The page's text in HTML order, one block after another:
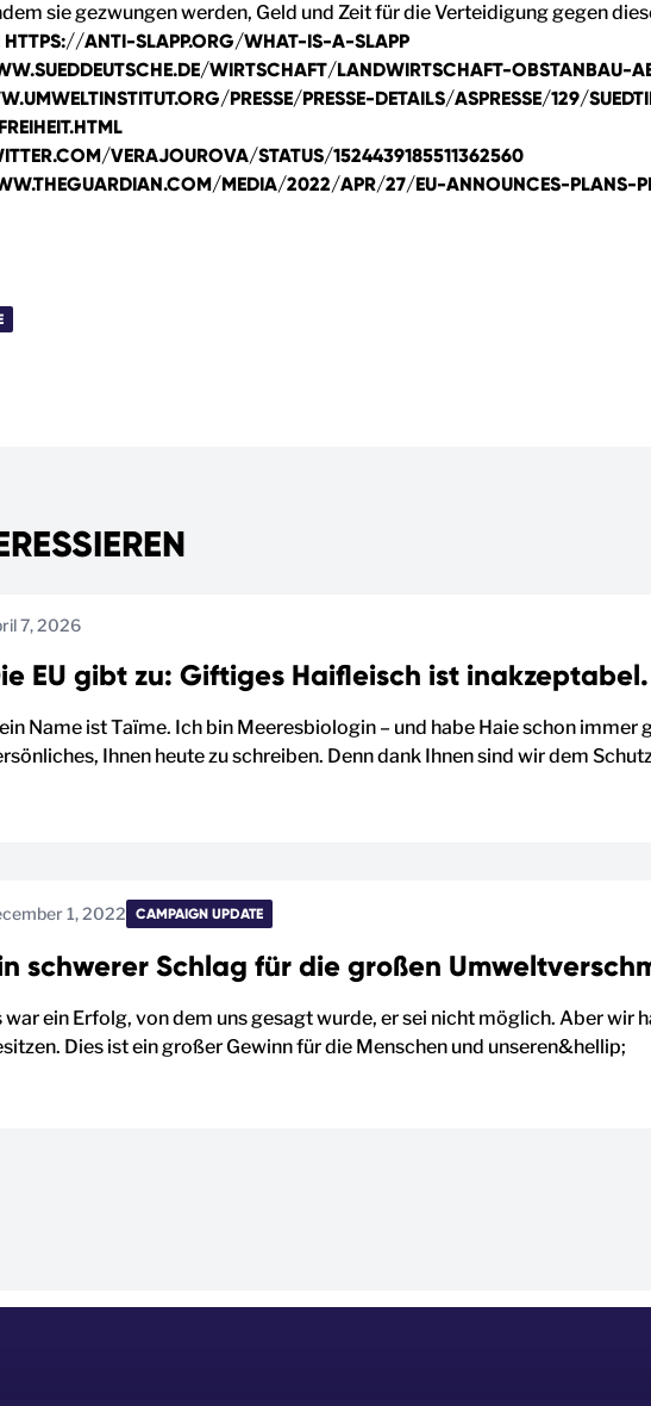
sie gezwungen werden, Geld und Zeit für die Verteidigung gegen
HTTPS://ANTI-SLAPP.ORG/WHAT-IS-A-SLAPP
WIRTSCHAFT/LANDWIRTSCHAFT-OBSTANBAU-
PRESSE/PRESSE-DETAILS/ASPRESSE/129/
VERAJOUROVA/STATUS/1524439185511362560
MEDIA/2022/APR/27/EU-ANNOUNCES-PLANS-
7, 2026
EU gibt zu: Giftiges Haifleisch ist inakzeptabel.
Name ist Taïme. Ich bin Meeresbiologin – und habe Haie schon immer
Ihnen heute zu schreiben. Denn dank Ihnen sind wir dem
1, 2022 CAMPAIGN UPDATE
schwerer Schlag für die großen
war ein Erfolg, von dem uns gesagt wurde, er sei nicht möglich. Aber
Dies ist ein großer Gewinn für die Menschen und unseren&hellip;